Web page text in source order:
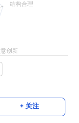
+ 关注